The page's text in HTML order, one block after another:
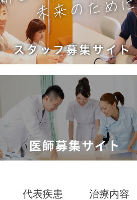
代表疾患 治療内容